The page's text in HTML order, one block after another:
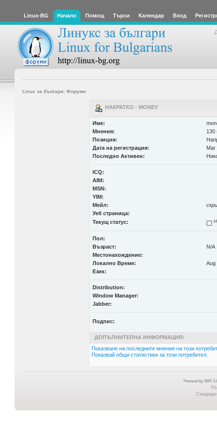
Linux-BG Начало Помощ Търси Календар Вход
Linux за българи: Форуми
НАКРАТКО - MONEV
Име:
Мнения:
130
Позиция:
Дата на регистрация:
Mar
Последно Активен:
ICQ:
AIM:
MSN:
YIM:
Мейл:
Уеб страница:
Текущ статус:
Пол:
Възраст:
N/A
Местонахождение:
Локално Време:
Aug
Език:
Distribution:
Window Manager:
Jabber:
Подпис:
ДОПЪЛНИТЕЛНА ИНФОРМАЦИЯ:
Показване на последните мнения на този
Показвай общи статистики за този потребител.
Powered by SMF